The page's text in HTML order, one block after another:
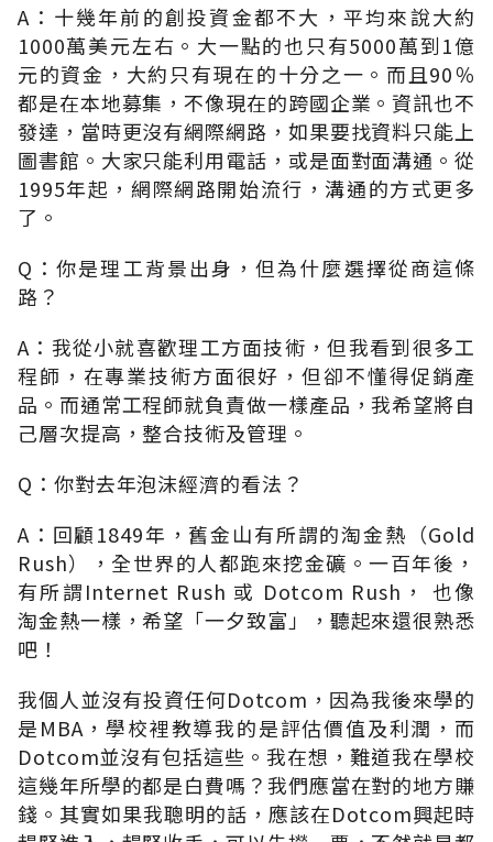
A：十幾年前的創投資金都不大，平均來說大約
1000萬美元左右。大一點的也只有5000萬到1億
元的資金，大約只有現在的十分之一。而且90％
都是在本地募集，不像現在的跨國企業。資訊也不
發達，當時更沒有網際網路，如果要找資料只能上
圖書館。大家只能利用電話，或是面對面溝通。從
1995年起，網際網路開始流行，溝通的方式更多
了。
Q：你是理工背景出身，但為什麼選擇從商這條
路？
A：我從小就喜歡理工方面技術，但我看到很多工
程師，在專業技術方面很好，但卻不懂得促銷產
品。而通常工程師就負責做一樣產品，我希望將自
己層次提高，整合技術及管理。
Q：你對去年泡沫經濟的看法？
A：回顧1849年，舊金山有所謂的淘金熱（Gold
Rush），全世界的人都跑來挖金礦。一百年後，
有所謂Internet Rush 或 Dotcom Rush， 也像
淘金熱一樣，希望「一夕致富」，聽起來還很熟悉
吧！
我個人並沒有投資任何Dotcom，因為我後來學的
是MBA，學校裡教導我的是評估價值及利潤，而
Dotcom並沒有包括這些。我在想，難道我在學校
這幾年所學的都是白費嗎？我們應當在對的地方賺
錢。其實如果我聰明的話，應該在Dotcom興起時